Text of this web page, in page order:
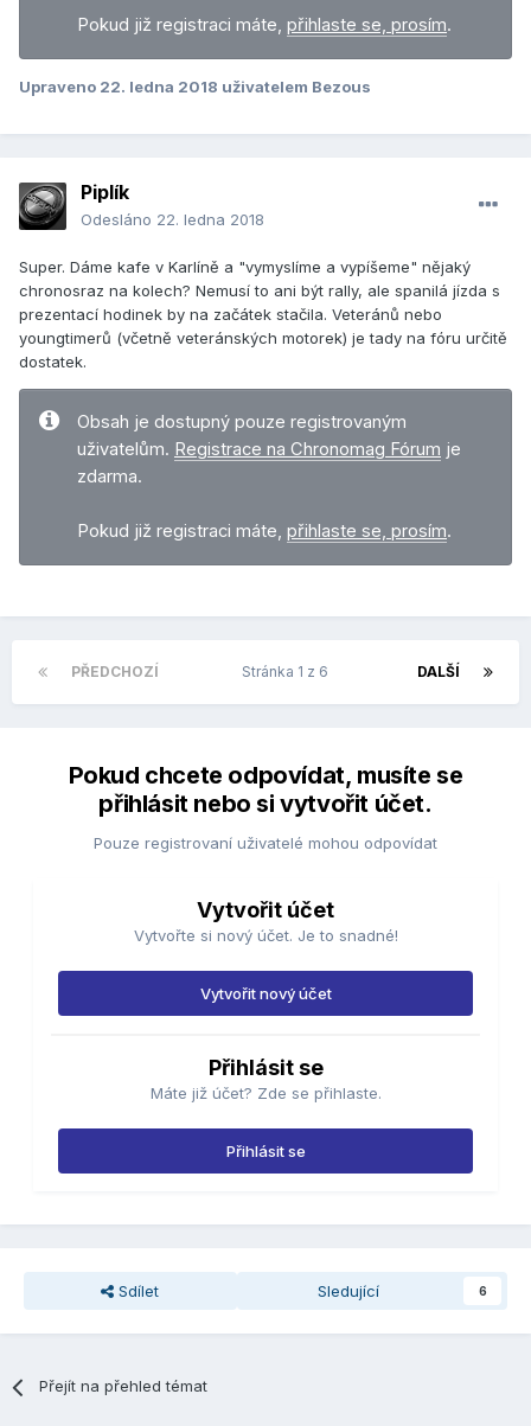
Pokud již registraci máte, přihlaste se, prosím.
Upraveno 22. ledna 2018 uživatelem Bezous
Piplík
Odesláno 22. ledna 2018
Super. Dáme kafe v Karlíně a "vymyslíme a vypíšeme" nějaký
chronosraz na kolech? Nemusí to ani být rally, ale spanilá jízda s
prezentací hodinek by na začátek stačila. Veteránů nebo
youngtimerů (včetně veteránských motorek) je tady na fóru určitě
dostatek.
Obsah je dostupný pouze registrovaným
uživatelům. Registrace na Chronomag Fórum je
zdarma.
Pokud již registraci máte, přihlaste se, prosím.
PŘEDCHOZÍ DALŠÍ
Stránka 1 z 6
Pokud chcete odpovídat, musíte se
přihlásit nebo si vytvořit účet.
Pouze registrovaní uživatelé mohou odpovídat
Vytvořit účet
Vytvořte si nový účet. Je to snadné!
Vytvořit nový účet
Přihlásit se
Máte již účet? Zde se přihlaste.
Přihlásit se
Sdílet Sledující 6
Přejít na přehled témat